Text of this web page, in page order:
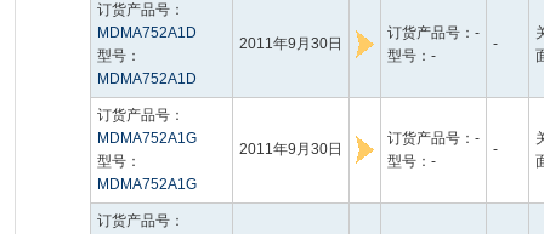
订货产品号：
MDMA752A1D
型号：
MDMA752A1D
2011年9月30日
订货产品号：-
型号：-
-
订货产品号：
MDMA752A1G
型号：
MDMA752A1G
2011年9月30日
订货产品号：-
型号：-
-
订货产品号：